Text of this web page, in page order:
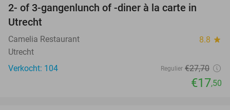
2- of 3-gangenlunch of -diner à la carte in
Utrecht
Camelia Restaurant 8.8 star
Utrecht
Verkocht: 104
Regulier €27,70
€17,50